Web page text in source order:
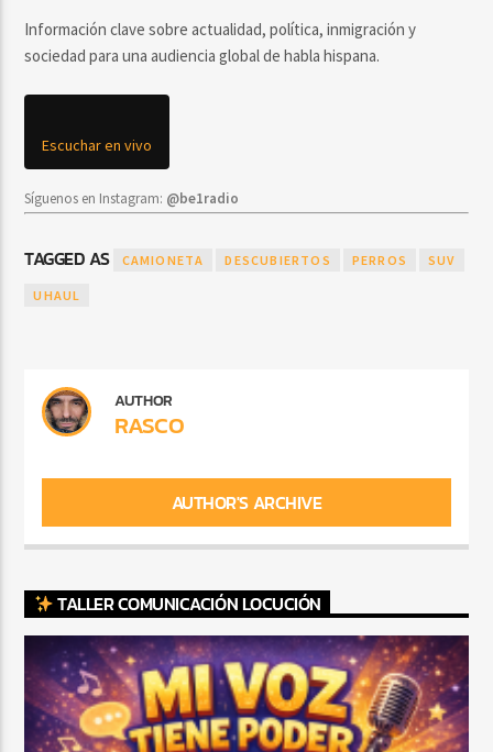
Información clave sobre actualidad, política, inmigración y
sociedad para una audiencia global de habla hispana.
Escuchar en vivo
Síguenos en Instagram: @be1radio
TAGGED AS CAMIONETA DESCUBIERTOS PERROS SUV
UHAUL
AUTHOR
RASCO
AUTHOR'S ARCHIVE
TALLER COMUNICACIÓN LOCUCIÓN